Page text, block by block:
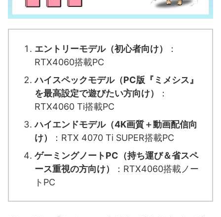
エントリーモデル（初心者向け）
：
RTX4060搭載PC
ハイスペックモデル（PC版『ミメシス』
を最高設定で遊びたい方向け）
：
RTX4060 Ti搭載PC
ハイエンドモデル（4K画質＋動画配信向
け）
：RTX 4070 Ti SUPER搭載PC
ゲーミングノートPC（持ち運び＆省スペ
ース重視の方向け）
：RTX4060搭載ノー
トPC